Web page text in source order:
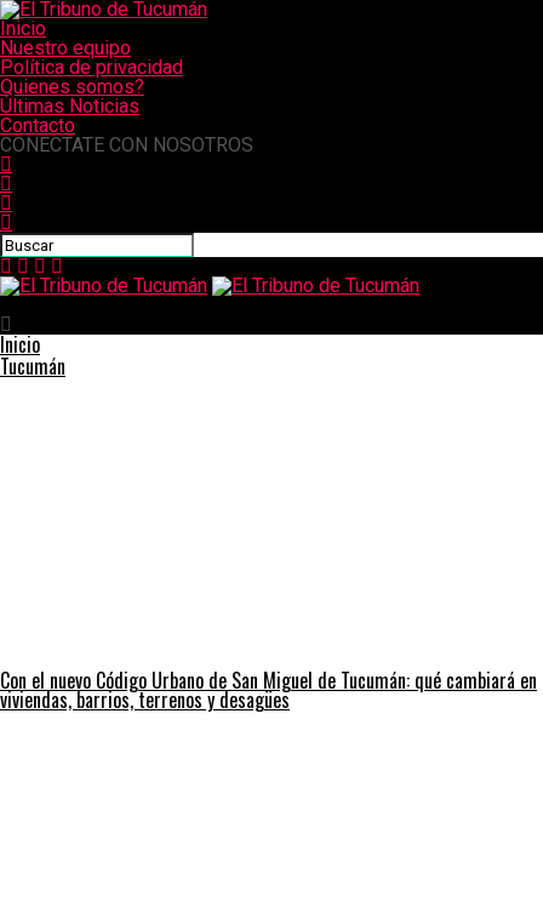
Inicio
Nuestro equipo
Política de privacidad
Quienes somos?
Últimas Noticias
Contacto
CONECTATE CON NOSOTROS
Inicio
Tucumán
Con el nuevo Código Urbano de San Miguel de Tucumán: qué cambiará en
viviendas, barrios, terrenos y desagües